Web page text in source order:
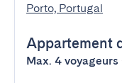
Porto, Portugal
Appartement
Max. 4 voyageurs